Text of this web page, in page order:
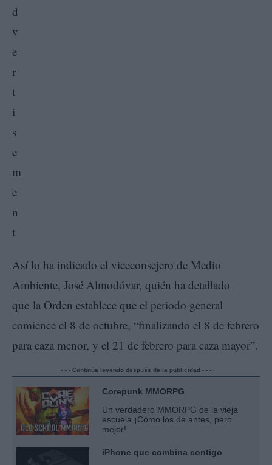
Así lo ha indicado el viceconsejero de Medio
Ambiente, José Almodóvar, quién ha detallado
que la Orden establece que el periodo general
comience el 8 de octubre, “finalizando el 8 de febrero
para caza menor, y el 21 de febrero para caza mayor”.
- - - Continúa leyendo después de la publicidad - - -
Corepunk MMORPG
Un verdadero MMORPG de la vieja
escuela ¡Cómo los de antes, pero
mejor!
iPhone que combina contigo